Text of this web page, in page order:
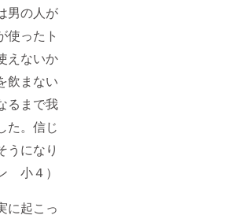
男の人が
使ったト
えないか
飲まない
るまで我
た。信じ
うになり
小４）
に起こっ